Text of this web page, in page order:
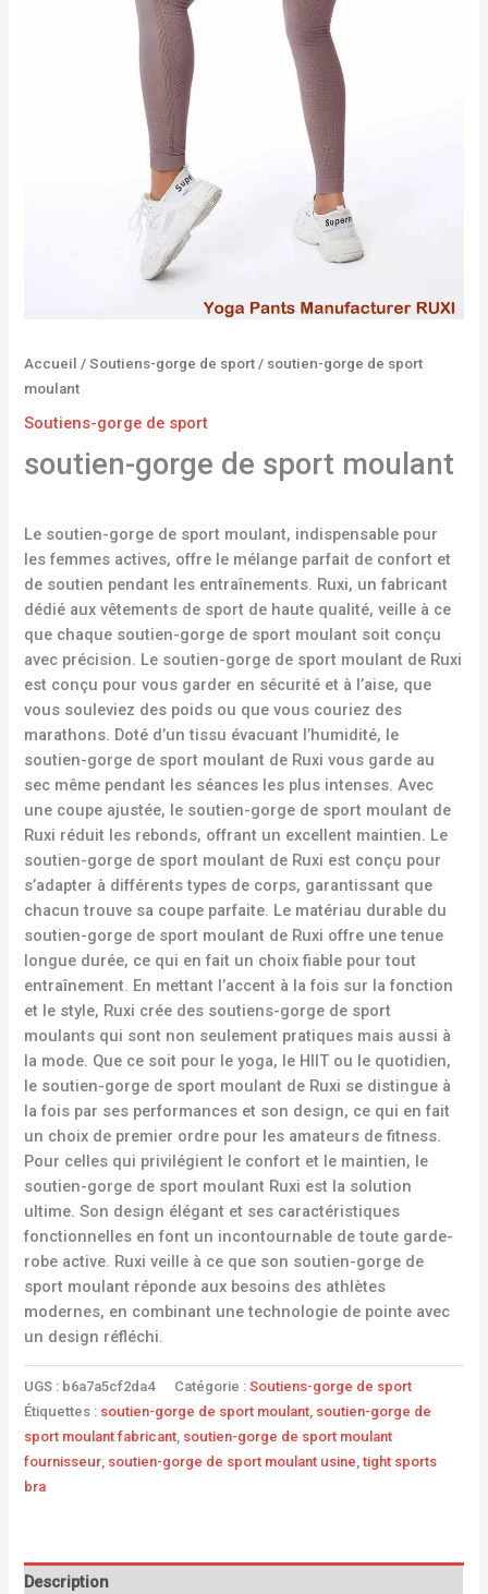
Accueil /Soutiens-gorge de sport / soutien-gorge de sport
moulant
Soutiens-gorge de sport
soutien-gorge de sport moulant
Le soutien-gorge de sport moulant, indispensable pour
les femmes actives, offre le mélange parfait de confort et
de soutien pendant les entraînements. Ruxi, un fabricant
dédié aux vêtements de sport de haute qualité, veille à ce
que chaque soutien-gorge de sport moulant soit conçu
avec précision. Le soutien-gorge de sport moulant de Ruxi
est conçu pour vous garder en sécurité et à l’aise, que
vous souleviez des poids ou que vous couriez des
marathons. Doté d’un tissu évacuant l’humidité, le
soutien-gorge de sport moulant de Ruxi vous garde au
sec même pendant les séances les plus intenses. Avec
une coupe ajustée, le soutien-gorge de sport moulant de
Ruxi réduit les rebonds, offrant un excellent maintien. Le
soutien-gorge de sport moulant de Ruxi est conçu pour
s’adapter à différents types de corps, garantissant que
chacun trouve sa coupe parfaite. Le matériau durable du
soutien-gorge de sport moulant de Ruxi offre une tenue
longue durée, ce qui en fait un choix fiable pour tout
entraînement. En mettant l’accent à la fois sur la fonction
et le style, Ruxi crée des soutiens-gorge de sport
moulants qui sont non seulement pratiques mais aussi à
la mode. Que ce soit pour le yoga, le HIIT ou le quotidien,
le soutien-gorge de sport moulant de Ruxi se distingue à
la fois par ses performances et son design, ce qui en fait
un choix de premier ordre pour les amateurs de fitness.
Pour celles qui privilégient le confort et le maintien, le
soutien-gorge de sport moulant Ruxi est la solution
ultime. Son design élégant et ses caractéristiques
fonctionnelles en font un incontournable de toute garde-
robe active. Ruxi veille à ce que son soutien-gorge de
sport moulant réponde aux besoins des athlètes
modernes, en combinant une technologie de pointe avec
un design réfléchi.
UGS : b6a7a5cf2da4 Catégorie :Soutiens-gorge de sport
Étiquettes : soutien-gorge de sport moulant soutien-gorge de
sport moulant fabricant soutien-gorge de sport moulant
fournisseur soutien-gorge de sport moulant usine ,tight sports
bra
Description